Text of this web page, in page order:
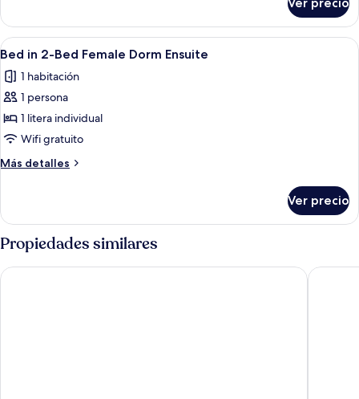
Female
Dorm
Ensuite
in
3-
Bed
Dorm
Ensuite
Abrir
todas
las
fotos
de
Bed
in
2-
Female
Dorm
Ensuite
Habitación con literas, una
4
Bed in 2-Bed Female Dorm Ensuite
1 habitación
1 persona
1 litera individual
Wifi gratuito
Más detalles
Más
in
2-
Bed
Female
Dorm
Ver precio
Propiedades similares
Citybox Brussels Centre Louise ibis